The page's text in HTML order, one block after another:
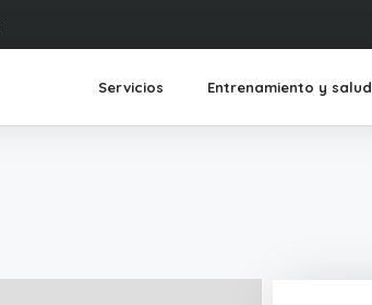
Servicios Entrenamiento y salud